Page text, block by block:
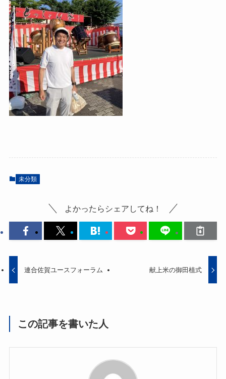
未分類
よかったらシェアしてね！
連合佐賀ユースフォーラム 献上米の御田植式
この記事を書いた人